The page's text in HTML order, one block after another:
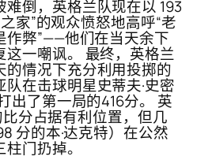
倒，英格兰队现在以 193
家”的观众愤怒地高呼“老
作弊”——他们在当天余下
这一嘲讽。 最终，英格兰
的情况下充分利用投掷的
在击球明星史蒂夫·史密
出了第一局的416分。 英
分占据有利位置，但几
分的本·达克特）在公然
门扔掉。